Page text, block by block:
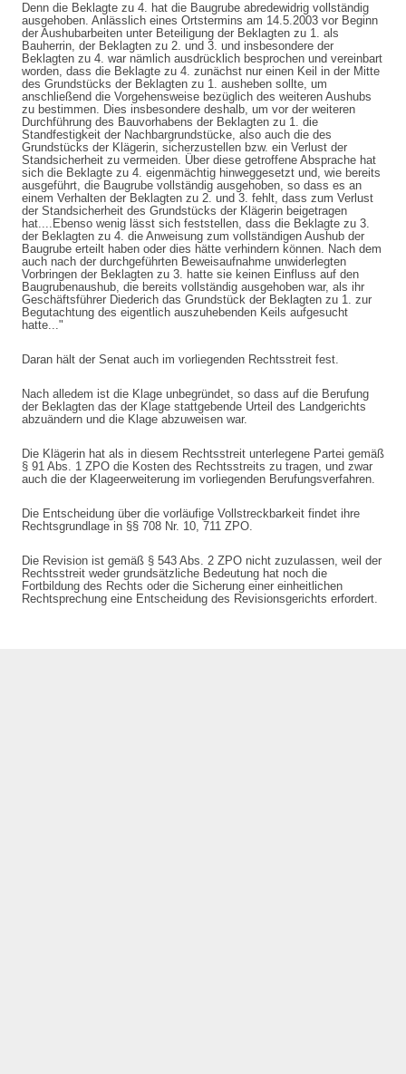
Denn die Beklagte zu 4. hat die Baugrube abredewidrig vollständig
ausgehoben. Anlässlich eines Ortstermins am 14.5.2003 vor Beginn
der Aushubarbeiten unter Beteiligung der Beklagten zu 1. als
Bauherrin, der Beklagten zu 2. und 3. und insbesondere der
Beklagten zu 4. war nämlich ausdrücklich besprochen und vereinbart
worden, dass die Beklagte zu 4. zunächst nur einen Keil in der Mitte
des Grundstücks der Beklagten zu 1. ausheben sollte, um
anschließend die Vorgehensweise bezüglich des weiteren Aushubs
zu bestimmen. Dies insbesondere deshalb, um vor der weiteren
Durchführung des Bauvorhabens der Beklagten zu 1. die
Standfestigkeit der Nachbargrundstücke, also auch die des
Grundstücks der Klägerin, sicherzustellen bzw. ein Verlust der
Standsicherheit zu vermeiden. Über diese getroffene Absprache hat
sich die Beklagte zu 4. eigenmächtig hinweggesetzt und, wie bereits
ausgeführt, die Baugrube vollständig ausgehoben, so dass es an
einem Verhalten der Beklagten zu 2. und 3. fehlt, dass zum Verlust
der Standsicherheit des Grundstücks der Klägerin beigetragen
hat....Ebenso wenig lässt sich feststellen, dass die Beklagte zu 3.
der Beklagten zu 4. die Anweisung zum vollständigen Aushub der
Baugrube erteilt haben oder dies hätte verhindern können. Nach dem
auch nach der durchgeführten Beweisaufnahme unwiderlegten
Vorbringen der Beklagten zu 3. hatte sie keinen Einfluss auf den
Baugrubenaushub, die bereits vollständig ausgehoben war, als ihr
Geschäftsführer Diederich das Grundstück der Beklagten zu 1. zur
Begutachtung des eigentlich auszuhebenden Keils aufgesucht
hatte..."
Daran hält der Senat auch im vorliegenden Rechtsstreit fest.
Nach alledem ist die Klage unbegründet, so dass auf die Berufung
der Beklagten das der Klage stattgebende Urteil des Landgerichts
abzuändern und die Klage abzuweisen war.
Die Klägerin hat als in diesem Rechtsstreit unterlegene Partei gemäß
§ 91 Abs. 1 ZPO die Kosten des Rechtsstreits zu tragen, und zwar
auch die der Klageerweiterung im vorliegenden Berufungsverfahren.
Die Entscheidung über die vorläufige Vollstreckbarkeit findet ihre
Rechtsgrundlage in §§ 708 Nr. 10, 711 ZPO.
Die Revision ist gemäß § 543 Abs. 2 ZPO nicht zuzulassen, weil der
Rechtsstreit weder grundsätzliche Bedeutung hat noch die
Fortbildung des Rechts oder die Sicherung einer einheitlichen
Rechtsprechung eine Entscheidung des Revisionsgerichts erfordert.
Baier & Partner Rechtsanwälte Fachanwälte
Judengasse 3
98574 Schmalkalden
Tel.: 03683-606610
Rechtsanwälte Baier & Partner
Ihre Kanzlei in Schmalkalden
Allgemeines Zivilrecht, Arbeitsrecht, Erbrecht,
Familienrecht, Gesellschaftsrecht, Mietrecht, Privates